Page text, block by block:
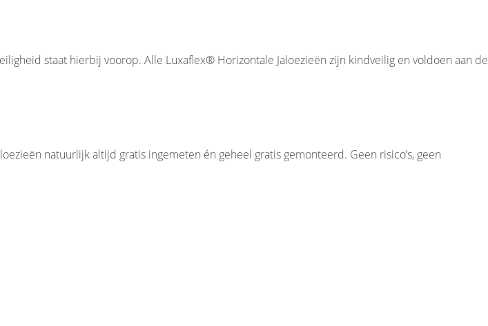
staat hierbij voorop. Alle Luxaflex® Horizontale Jaloezieën zijn kindveilig en voldoen aan de
natuurlijk altijd gratis ingemeten én geheel gratis gemonteerd. Geen risico’s, geen